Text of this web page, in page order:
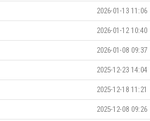
2026-01-13 11:06
2026-01-12 10:40
2026-01-08 09:37
2025-12-23 14:04
2025-12-18 11:21
2025-12-08 09:26